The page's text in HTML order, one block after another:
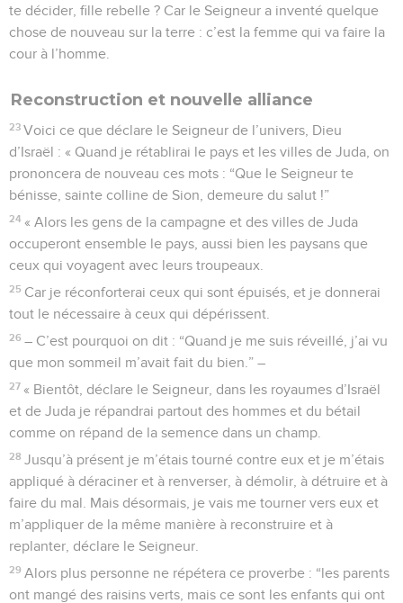
te décider, fille rebelle ? Car le Seigneur a inventé quelque
chose de nouveau sur la terre : c’est la femme qui va faire la
cour à l’homme.
Reconstruction et nouvelle alliance
23 Voici ce que déclare le Seigneur de l’univers, Dieu
d’Israël : « Quand je rétablirai le pays et les villes de Juda, on
prononcera de nouveau ces mots : “Que le Seigneur te
bénisse, sainte colline de Sion, demeure du salut !”
24 « Alors les gens de la campagne et des villes de Juda
occuperont ensemble le pays, aussi bien les paysans que
ceux qui voyagent avec leurs troupeaux.
25 Car je réconforterai ceux qui sont épuisés, et je donnerai
tout le nécessaire à ceux qui dépérissent.
26 – C’est pourquoi on dit : “Quand je me suis réveillé, j’ai vu
que mon sommeil m’avait fait du bien.” –
27 « Bientôt, déclare le Seigneur, dans les royaumes d’Israël
et de Juda je répandrai partout des hommes et du bétail
comme on répand de la semence dans un champ.
28 Jusqu’à présent je m’étais tourné contre eux et je m’étais
appliqué à déraciner et à renverser, à démolir, à détruire et à
faire du mal. Mais désormais, je vais me tourner vers eux et
m’appliquer de la même manière à reconstruire et à
replanter, déclare le Seigneur.
29 Alors plus personne ne répétera ce proverbe : “les parents
ont mangé des raisins verts, mais ce sont les enfants qui ont